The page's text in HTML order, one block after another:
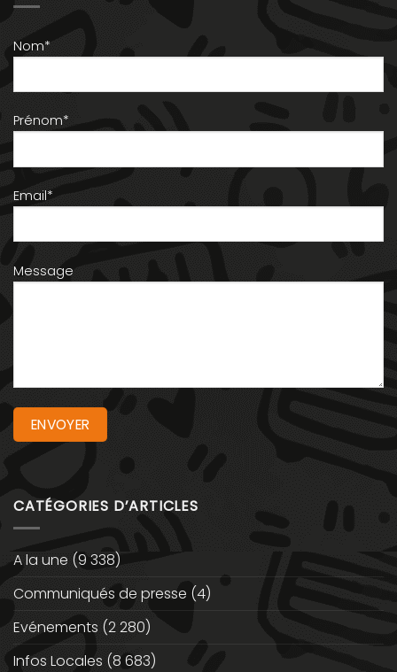
Nom*
Prénom*
Email*
Message
CATÉGORIES D’ARTICLES
A la une (9 338)
Communiqués de presse (4)
Evénements (2 280)
Infos Locales (8 683)